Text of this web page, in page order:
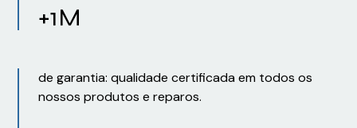
+1M
de garantia: qualidade certificada em todos os
nossos produtos e reparos.